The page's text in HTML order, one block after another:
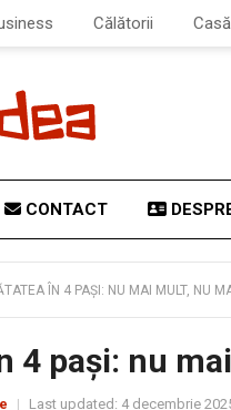
Călătorii
CONTACT
ÎN 4 PAȘI: NU MAI MULT, NU
4 pași: nu
Last updated: 4 decembrie